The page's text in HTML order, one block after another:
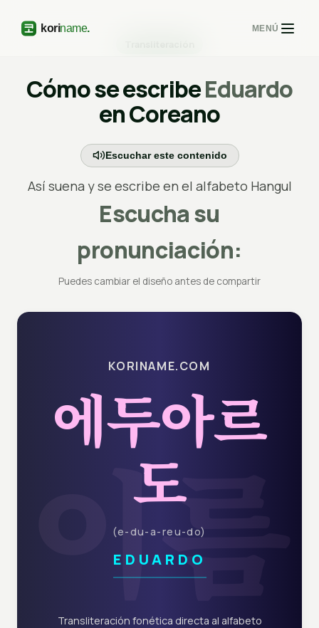
MENÚ
Cómo se escribeEduardo
en Coreano
Escuchar este contenido
Así suena y se escribe en el alfabeto Hangul
Escucha su
pronunciación:
Puedes cambiar el diseño antes de compartir
이름
KORINAME.COM
에두아르
도
(e-du-a-reu-do)
EDUARDO
Transliteración fonética directa al alfabeto